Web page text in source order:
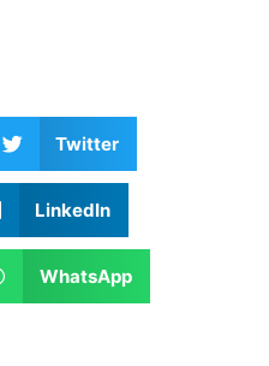
Twitter
LinkedIn
WhatsApp